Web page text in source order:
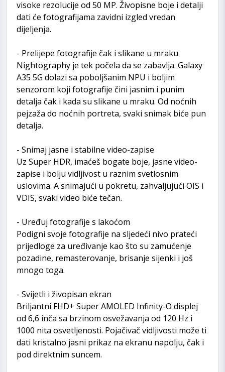
visoke rezolucije od 50 MP. Živopisne boje i detalji
dati će fotografijama zavidni izgled vredan
dijeljenja.
- Prelijepe fotografije čak i slikane u mraku
Nightography je tek počela da se zabavlja. Galaxy
A35 5G dolazi sa poboljšanim NPU i boljim
senzorom koji fotografije čini jasnim i punim
detalja čak i kada su slikane u mraku. Od noćnih
pejzaža do noćnih portreta, svaki snimak biće pun
detalja.
- Snimaj jasne i stabilne video-zapise
Uz Super HDR, imaćeš bogate boje, jasne video-
zapise i bolju vidljivost u raznim svetlosnim
uslovima. A snimajući u pokretu, zahvaljujući OIS i
VDIS, svaki video biće tečan.
- Uređuj fotografije s lakoćom
Podigni svoje fotografije na sljedeći nivo prateći
prijedloge za uređivanje kao što su zamućenje
pozadine, remasterovanje, brisanje sijenki i još
mnogo toga.
- Svijetli i živopisan ekran
Briljantni FHD+ Super AMOLED Infinity-O displej
od 6,6 inča sa brzinom osvežavanja od 120 Hz i
1000 nita osvetljenosti. Pojačivač vidljivosti može ti
dati kristalno jasni prikaz na ekranu napolju, čak i
pod direktnim suncem.